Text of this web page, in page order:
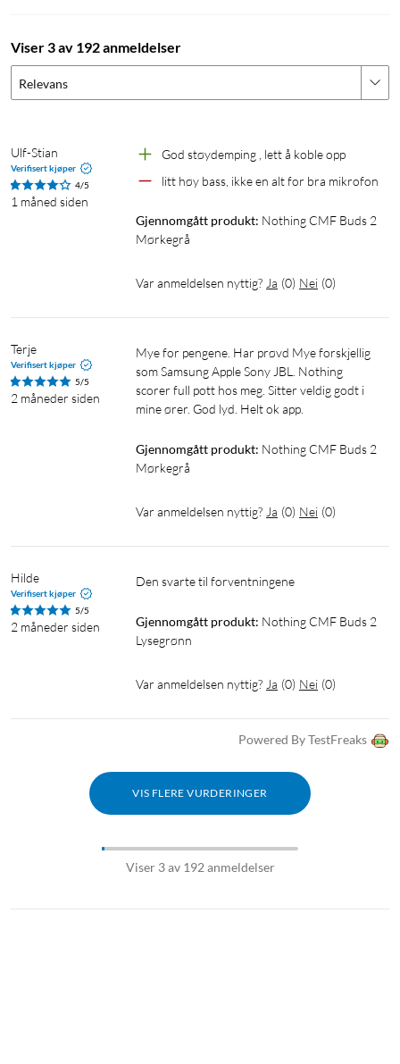
Spesifikasjoner
48 dB aktiv støydemping med Transparency Mode
Bluetooth 5.3
Google Fast Pair og Microsoft Swift Pair
To Bluetooth-parkoblinger
IP55-klassifisert
Kompatibilitet: Android 5.1 og nyere og iOS 13 og nyere
Mål, ørestykke: 33,1 x 20,2 x 23,8 mm
Mål, ladeetui: 53,4 x 53,4 x 23 mm
Vekt, ladeetui: 46 g
Spilletid:
Bare ørestykker
11 timers spilletid med ANC av
10 minutters lading gir 3 timers spilletid
43 timers spilletid med ANC av
10 minutters lading gir 7 timers spilletid med ANC av
I pakken
CMF Buds 2 by Nothing
Ekstra ørepropper i størrelse S og L (størrelse M er montert på
Viser 3 av 192 anmeldelser
Relevans
Ulf-Stian
Verifisert kjøper
4/5
1 måned siden
God støydemping , lett å koble opp
litt høy bass, ikke en alt for bra mikrofon
Gjennomgått produkt: Nothing CMF Buds 2
Mørkegrå
Var anmeldelsen nyttig? Ja (0) Nei (0)
Terje
Verifisert kjøper
5/5
2 måneder siden
Mye for pengene. Har prøvd Mye forskjellig
som Samsung Apple Sony JBL. Nothing
scorer full pott hos meg. Sitter veldig godt i
mine ører. God lyd. Helt ok app.
Gjennomgått produkt: Nothing CMF Buds 2
Mørkegrå
Var anmeldelsen nyttig? Ja (0) Nei (0)
Hilde
Verifisert kjøper
5/5
2 måneder siden
Den svarte til forventningene
Gjennomgått produkt: Nothing CMF Buds 2
Lysegrønn
Var anmeldelsen nyttig? Ja (0) Nei (0)
Powered By TestFreaks
VIS FLERE VURDERINGER
Viser 3 av 192 anmeldelser